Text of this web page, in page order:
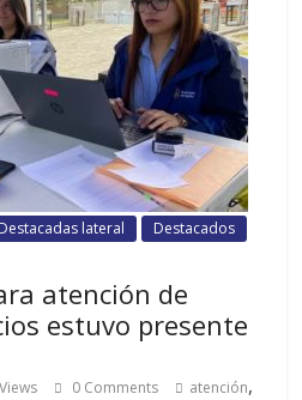
Destacadas lateral
Destacados
atención de
estuvo presente
0 Comments atención,